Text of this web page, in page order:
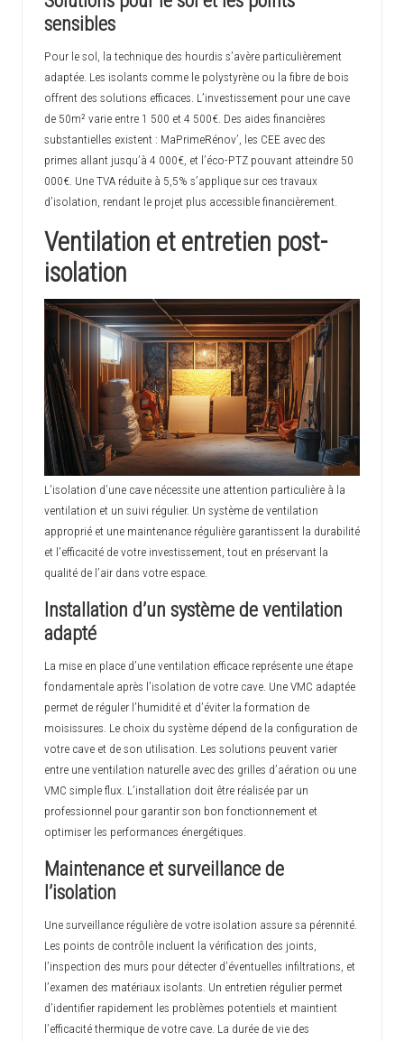
sensibles
Pour le sol, la technique des hourdis s’avère particulièrement
adaptée. Les isolants comme le polystyrène ou la fibre de bois
offrent des solutions efficaces. L’investissement pour une cave
de 50m² varie entre 1 500 et 4 500€. Des aides financières
substantielles existent : MaPrimeRénov’, les CEE avec des
primes allant jusqu’à 4 000€, et l’éco-PTZ pouvant atteindre 50
000€. Une TVA réduite à 5,5% s’applique sur ces travaux
d’isolation, rendant le projet plus accessible financièrement.
Ventilation et entretien post-
isolation
L’isolation d’une cave nécessite une attention particulière à la
ventilation et un suivi régulier. Un système de ventilation
approprié et une maintenance régulière garantissent la durabilité
et l’efficacité de votre investissement, tout en préservant la
qualité de l’air dans votre espace.
Installation d’un système de ventilation
adapté
La mise en place d’une ventilation efficace représente une étape
fondamentale après l’isolation de votre cave. Une VMC adaptée
permet de réguler l’humidité et d’éviter la formation de
moisissures. Le choix du système dépend de la configuration de
votre cave et de son utilisation. Les solutions peuvent varier
entre une ventilation naturelle avec des grilles d’aération ou une
VMC simple flux. L’installation doit être réalisée par un
professionnel pour garantir son bon fonctionnement et
optimiser les performances énergétiques.
Maintenance et surveillance de
l’isolation
Une surveillance régulière de votre isolation assure sa pérennité.
Les points de contrôle incluent la vérification des joints,
l’inspection des murs pour détecter d’éventuelles infiltrations, et
l’examen des matériaux isolants. Un entretien régulier permet
d’identifier rapidement les problèmes potentiels et maintient
l’efficacité thermique de votre cave. La durée de vie des